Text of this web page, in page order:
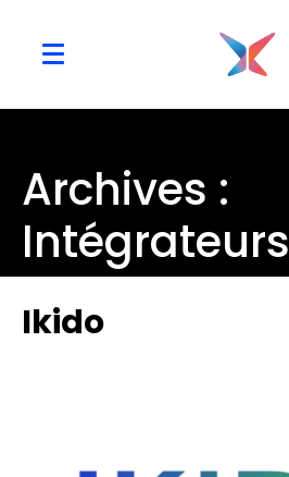
Archives :
Intégrateurs
Ikido